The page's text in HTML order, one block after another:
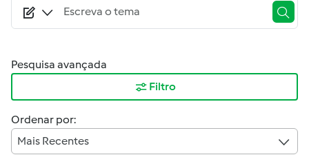
Pesquisa avançada
Filtro
Ordenar por:
Mais Recentes